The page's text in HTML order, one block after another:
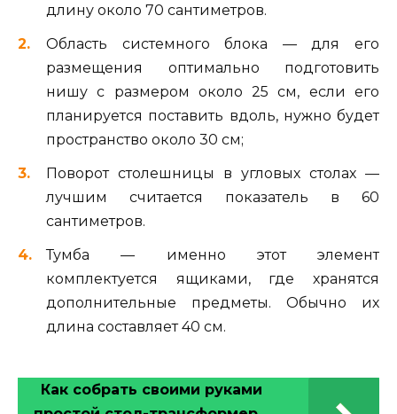
длину около 70 сантиметров.
Область системного блока — для его
размещения оптимально подготовить
нишу с размером около 25 см, если его
планируется поставить вдоль, нужно будет
пространство около 30 см;
Поворот столешницы в угловых столах —
лучшим считается показатель в 60
сантиметров.
Тумба — именно этот элемент
комплектуется ящиками, где хранятся
дополнительные предметы. Обычно их
длина составляет 40 см.
Как собрать своими руками